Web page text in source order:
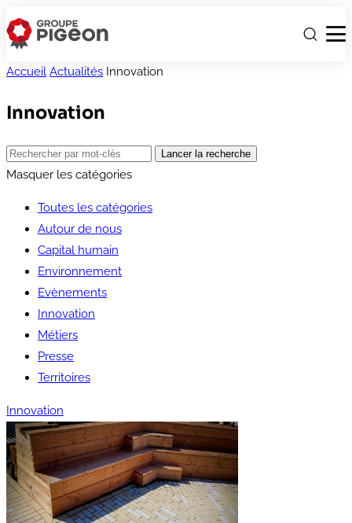
Accueil Actualités Innovation
Innovation
Masquer les catégories
Toutes les catégories
Autour de nous
Capital humain
Environnement
Evènements
Innovation
Métiers
Presse
Territoires
Innovation